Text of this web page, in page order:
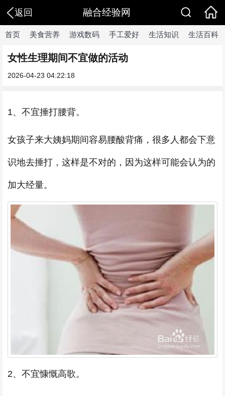
返回 融合经验网
首页 美食营养 游戏数码 手工爱好 生活知识 生活百科
女性生理期间不宜做的活动
2026-04-23 04:22:18
1、不宜捶打腰背。
女孩子来大姨妈期间容易腰酸背痛，很多人都会下意
识地去捶打，这样是不对的，因为这样可能会认为的
加大经量。
2、不宜慷慨高歌。